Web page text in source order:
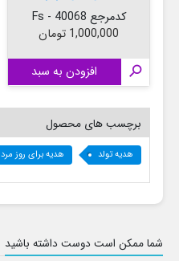
کدمرجع 40068 - Fs
قیمت
1,000,000 تومان
 افزودن به سبد
برچسب های محصول
هدیه تولد هدیه برای روز مرد
شما ممکن است دوست داشته باشید